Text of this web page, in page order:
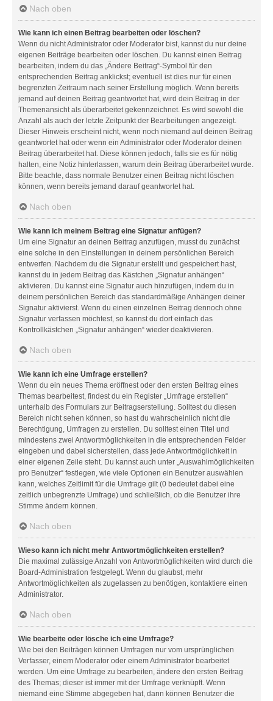
Nach oben
Wie kann ich einen Beitrag bearbeiten oder löschen?
Wenn du nicht Administrator oder Moderator bist, kannst du nur deine
eigenen Beiträge bearbeiten oder löschen. Du kannst einen Beitrag
bearbeiten, indem du das „Ändere Beitrag“-Symbol für den
entsprechenden Beitrag anklickst; eventuell ist dies nur für einen
begrenzten Zeitraum nach seiner Erstellung möglich. Wenn bereits
jemand auf deinen Beitrag geantwortet hat, wird dein Beitrag in der
Themenansicht als überarbeitet gekennzeichnet. Es wird sowohl die
Anzahl als auch der letzte Zeitpunkt der Bearbeitungen angezeigt.
Dieser Hinweis erscheint nicht, wenn noch niemand auf deinen Beitrag
geantwortet hat oder wenn ein Administrator oder Moderator deinen
Beitrag überarbeitet hat. Diese können jedoch, falls sie es für nötig
halten, eine Notiz hinterlassen, warum dein Beitrag überarbeitet wurde.
Bitte beachte, dass normale Benutzer einen Beitrag nicht löschen
können, wenn bereits jemand darauf geantwortet hat.
Nach oben
Wie kann ich meinem Beitrag eine Signatur anfügen?
Um eine Signatur an deinen Beitrag anzufügen, musst du zunächst
eine solche in den Einstellungen in deinem persönlichen Bereich
entwerfen. Nachdem du die Signatur erstellt und gespeichert hast,
kannst du in jedem Beitrag das Kästchen „Signatur anhängen“
aktivieren. Du kannst eine Signatur auch hinzufügen, indem du in
deinem persönlichen Bereich das standardmäßige Anhängen deiner
Signatur aktivierst. Wenn du einen einzelnen Beitrag dennoch ohne
Signatur verfassen möchtest, so kannst du dort einfach das
Kontrollkästchen „Signatur anhängen“ wieder deaktivieren.
Nach oben
Wie kann ich eine Umfrage erstellen?
Wenn du ein neues Thema eröffnest oder den ersten Beitrag eines
Themas bearbeitest, findest du ein Register „Umfrage erstellen“
unterhalb des Formulars zur Beitragserstellung. Solltest du diesen
Bereich nicht sehen können, so hast du wahrscheinlich nicht die
Berechtigung, Umfragen zu erstellen. Du solltest einen Titel und
mindestens zwei Antwortmöglichkeiten in die entsprechenden Felder
eingeben und dabei sicherstellen, dass jede Antwortmöglichkeit in
einer eigenen Zeile steht. Du kannst auch unter „Auswahlmöglichkeiten
pro Benutzer“ festlegen, wie viele Optionen ein Benutzer auswählen
kann, welches Zeitlimit für die Umfrage gilt (0 bedeutet dabei eine
zeitlich unbegrenzte Umfrage) und schließlich, ob die Benutzer ihre
Stimme ändern können.
Nach oben
Wieso kann ich nicht mehr Antwortmöglichkeiten erstellen?
Die maximal zulässige Anzahl von Antwortmöglichkeiten wird durch die
Board-Administration festgelegt. Wenn du glaubst, mehr
Antwortmöglichkeiten als zugelassen zu benötigen, kontaktiere einen
Administrator.
Nach oben
Wie bearbeite oder lösche ich eine Umfrage?
Wie bei den Beiträgen können Umfragen nur vom ursprünglichen
Verfasser, einem Moderator oder einem Administrator bearbeitet
werden. Um eine Umfrage zu bearbeiten, ändere den ersten Beitrag
des Themas; dieser ist immer mit der Umfrage verknüpft. Wenn
niemand eine Stimme abgegeben hat, dann können Benutzer die